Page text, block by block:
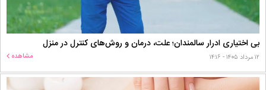
بی اختیاری ادرار سالمندان؛ علت، درمان و روش‌های کنترل در منزل
۱۲ مرداد ۱۴۰۵ - ۱۴:۱۶ مشاهده